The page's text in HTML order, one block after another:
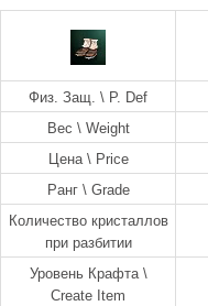
Физ. Защ. \ P. Def
Вес \ Weight
Цена \ Price
Ранг \ Grade
Количество кристаллов
при разбитии
Уровень Крафта \
Create Item